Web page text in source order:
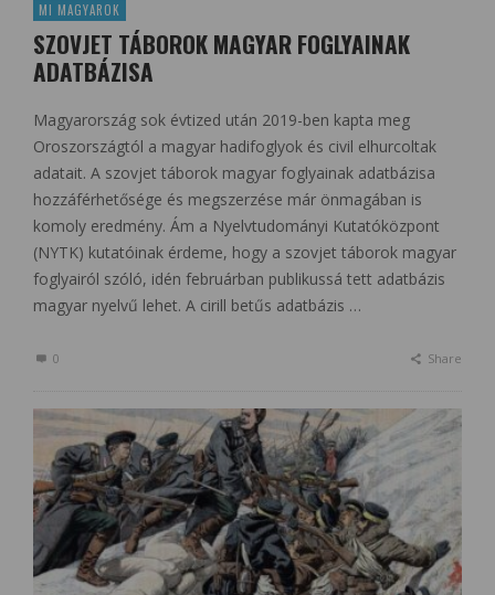
MI MAGYAROK
SZOVJET TÁBOROK MAGYAR FOGLYAINAK
ADATBÁZISA
Magyarország sok évtized után 2019-ben kapta meg
Oroszországtól a magyar hadifoglyok és civil elhurcoltak
adatait. A szovjet táborok magyar foglyainak adatbázisa
hozzáférhetősége és megszerzése már önmagában is
komoly eredmény. Ám a Nyelvtudományi Kutatóközpont
(NYTK) kutatóinak érdeme, hogy a szovjet táborok magyar
foglyairól szóló, idén februárban publikussá tett adatbázis
magyar nyelvű lehet. A cirill betűs adatbázis …
0 Share